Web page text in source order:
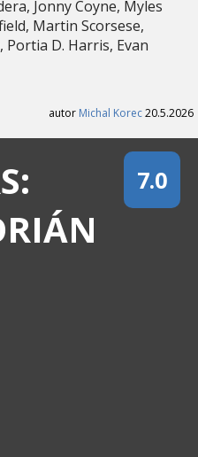
Jonny Coyne, Myles
Martin Scorsese,
D. Harris, Evan
autor Michal Korec20.5.2026
7.0